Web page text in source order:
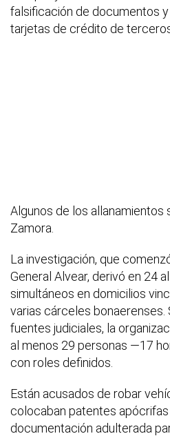
falsificación de documentos
tarjetas de crédito de
Algunos de los allanamientos
Zamora.
La investigación, que
General Alvear, derivó en 24
simultáneos en domicilios
varias cárceles bonaerenses.
fuentes judiciales, la
al menos 29 personas —17
con roles definidos.
Están acusados de robar
colocaban patentes apócrifas
documentación adulterada